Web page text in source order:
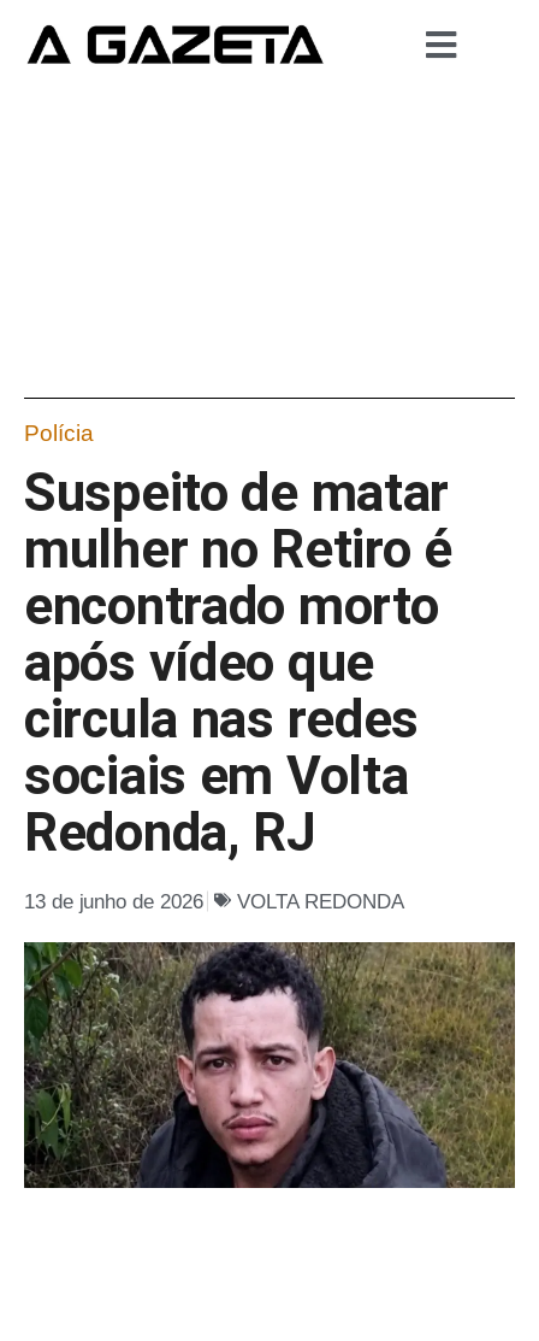
Polícia
Suspeito de matar
mulher no Retiro é
encontrado morto
após vídeo que
circula nas redes
sociais em Volta
Redonda, RJ
13 de junho de 2026 VOLTA REDONDA